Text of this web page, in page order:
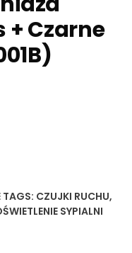
+ Czarne
TAGS: CZUJKI RUCHU,
SYPIALNI